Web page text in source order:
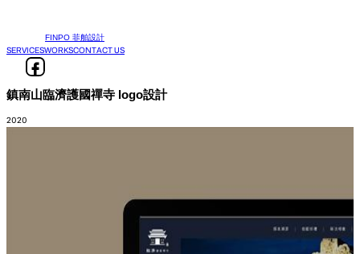
FINPO 菲舶設計
SERVICESWORKSCONTACT US
鎮南山臨濟護國禪寺 logo設計
2020